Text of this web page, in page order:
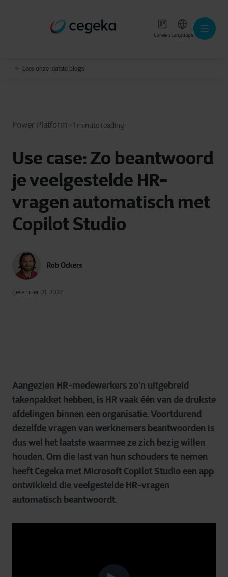
CareersLanguage
Lees onze laatste blogs
Power Platform 1 minute reading
Use case: Zo beantwoord
je veelgestelde HR-
vragen automatisch met
Copilot Studio
Rob Ockers
december 01, 2022
Aangezien HR-medewerkers zo’n uitgebreid
takenpakket hebben, is HR vaak één van de drukste
afdelingen binnen een organisatie. Voortdurend
dezelfde vragen van werknemers beantwoorden is
dus wel het laatste waarmee ze zich bezig willen
houden. Om die last van hun schouders te nemen
heeft Cegeka met Microsoft Copilot Studio een app
ontwikkeld die veelgestelde HR-vragen
automatisch beantwoordt.